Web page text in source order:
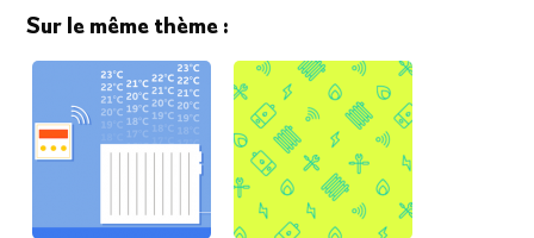
Sur le même thème :